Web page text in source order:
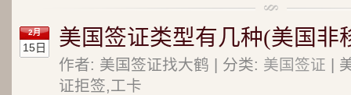
2月
15日 美国签证类型有几种(美国非
作者: 美国签证找大鹤 | 分类: 美国签证 |
证拒签,工卡